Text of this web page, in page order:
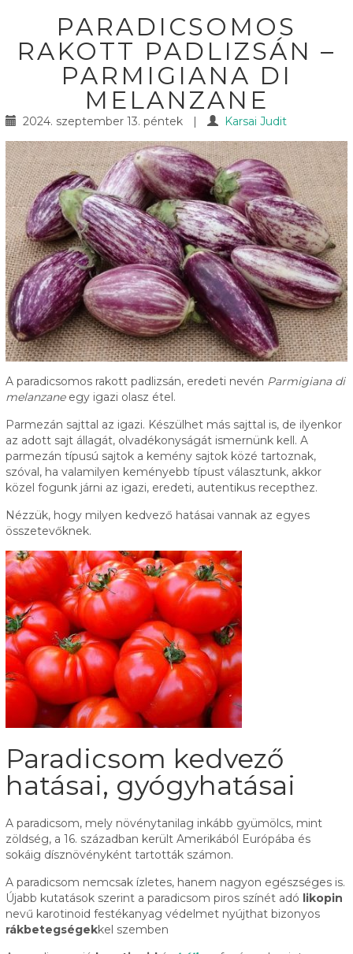
PARADICSOMOS
RAKOTT PADLIZSÁN –
PARMIGIANA DI
MELANZANE
2024. szeptember 13. péntek | Karsai Judit
A paradicsomos rakott padlizsán, eredeti nevén Parmigiana di
melanzaneegy igazi olasz étel.
Parmezán sajttal az igazi. Készülhet más sajttal is, de ilyenkor
az adott sajt állagát, olvadékonyságát ismernünk kell. A
parmezán típusú sajtok a kemény sajtok közé tartoznak,
szóval, ha valamilyen keményebb típust választunk, akkor
közel fogunk járni az igazi, eredeti, autentikus recepthez.
Nézzük, hogy milyen kedvező hatásai vannak az egyes
összetevőknek.
Paradicsom kedvező
hatásai, gyógyhatásai
A paradicsom, mely növénytanilag inkább gyümölcs, mint
zöldség, a 16. században került Amerikából Európába és
sokáig dísznövényként tartották számon.
A paradicsom nemcsak ízletes, hanem nagyon egészséges is.
Újabb kutatások szerint a paradicsom piros színét adó likopin
nevű karotinoid festékanyag védelmet nyújthat bizonyos
rákbetegségekkel szemben